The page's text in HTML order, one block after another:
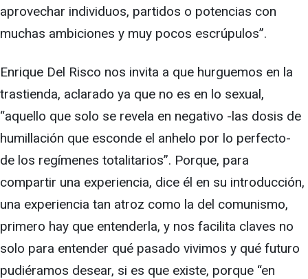
aprovechar individuos, partidos o potencias con
muchas ambiciones y muy pocos escrúpulos”.
Enrique Del Risco nos invita a que hurguemos en la
trastienda, aclarado ya que no es en lo sexual,
“aquello que solo se revela en negativo -las dosis de
humillación que esconde el anhelo por lo perfecto-
de los regímenes totalitarios”. Porque, para
compartir una experiencia, dice él en su introducción,
una experiencia tan atroz como la del comunismo,
primero hay que entenderla, y nos facilita claves no
solo para entender qué pasado vivimos y qué futuro
pudiéramos desear, si es que existe, porque “en